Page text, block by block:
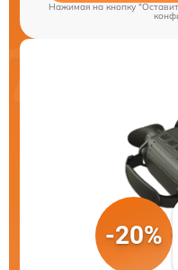
Нажимая на кнопку
-20%